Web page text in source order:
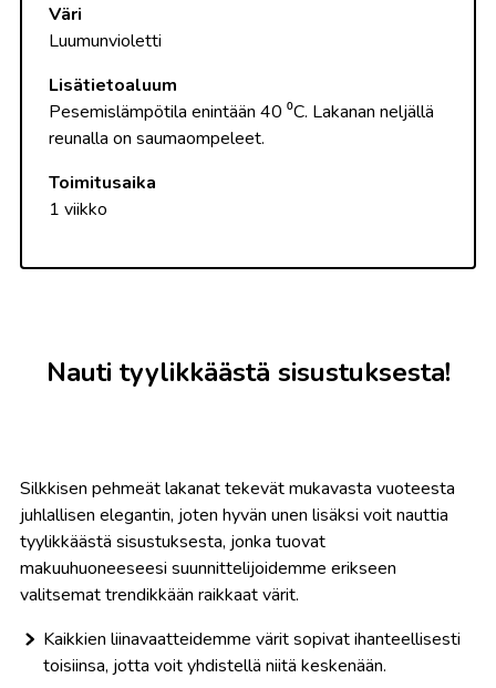
Väri
Luumunvioletti
Lisätietoaluum
Pesemislämpötila enintään 40 ⁰C. Lakanan neljällä
reunalla on saumaompeleet.
Toimitusaika
1 viikko
Nauti tyylikkäästä sisustuksesta!
Silkkisen pehmeät lakanat tekevät mukavasta vuoteesta
juhlallisen elegantin, joten hyvän unen lisäksi voit nauttia
tyylikkäästä sisustuksesta, jonka tuovat
makuuhuoneeseesi suunnittelijoidemme erikseen
valitsemat trendikkään raikkaat värit.
Kaikkien liinavaatteidemme värit sopivat ihanteellisesti
toisiinsa, jotta voit yhdistellä niitä keskenään.